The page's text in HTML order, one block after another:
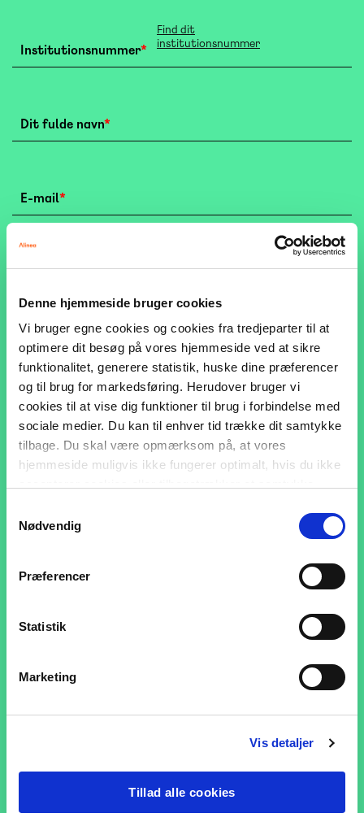
Denne hjemmeside bruger cookies
Vi bruger egne cookies og cookies fra tredjeparter til at
optimere dit besøg på vores hjemmeside ved at sikre
funktionalitet, generere statistik, huske dine præferencer
og til brug for markedsføring. Herudover bruger vi
cookies til at vise dig funktioner til brug i forbindelse med
sociale medier. Du kan til enhver tid trække dit samtykke
tilbage. Du skal være opmærksom på, at vores
hjemmeside muligvis ikke fungerer optimalt, hvis du ikke
Nødvendig
Præferencer
Statistik
Marketing
Vis detaljer
Tillad alle cookies
Institutionsnummer*
Find dit
institutionsnummer
Dit fulde navn*
E-mail*
Evt. kommentarer
Ja tak, jeg vil gerne købe adgang til portalen og
accepterer hermed også Alineas handelsbetingelser.